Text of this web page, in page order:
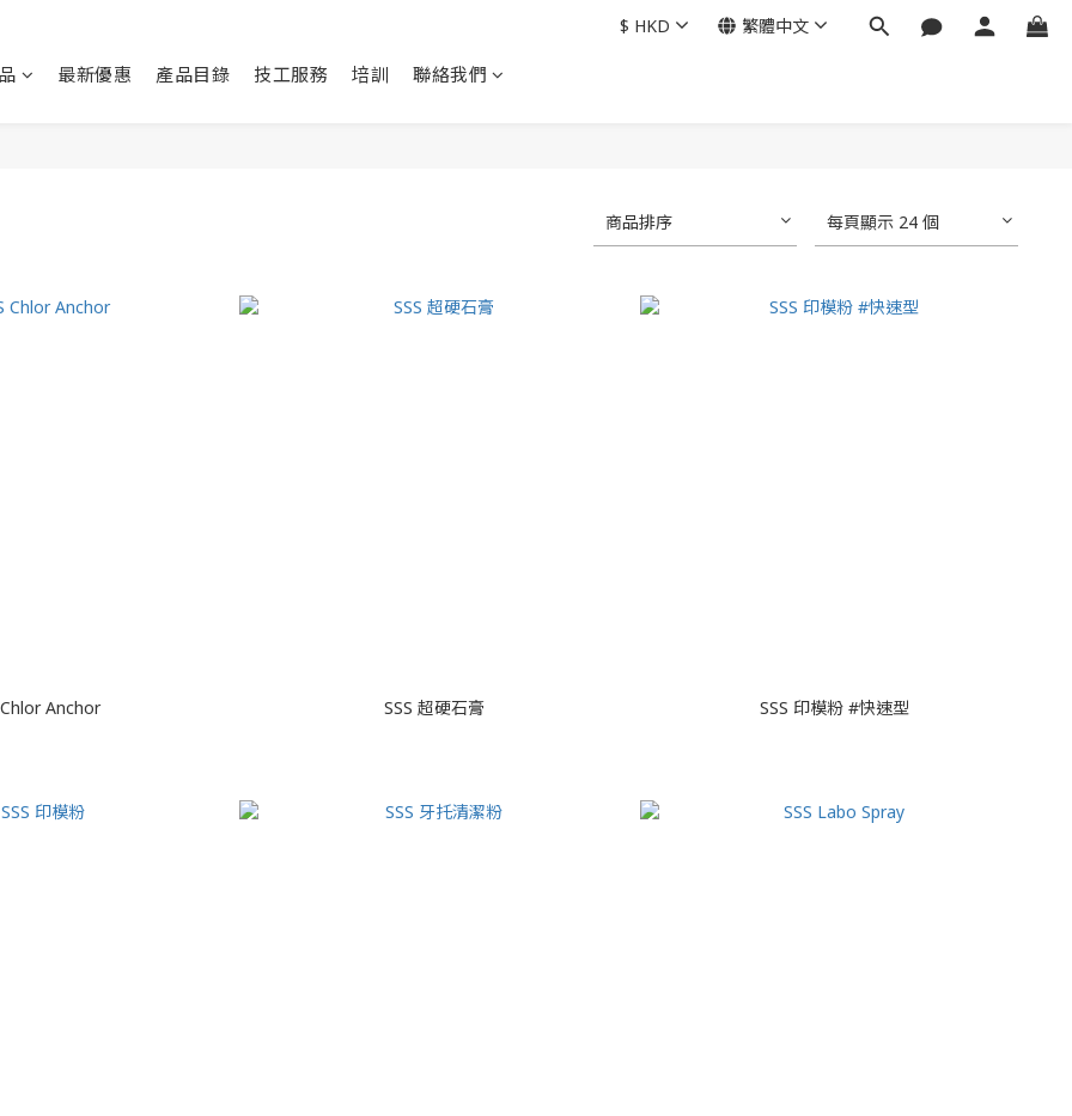
最新優惠 產品目錄 技工服務 培訓 聯絡我們
$ HKD 繁體中文
商品排序 每頁顯示 24 個
Anchor SSS 超硬石膏 SSS 印模粉 #快速型